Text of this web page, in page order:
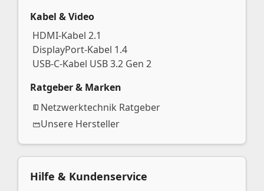
Kabel & Video
HDMI-Kabel 2.1
DisplayPort-Kabel 1.4
USB-C-Kabel USB 3.2 Gen 2
Ratgeber & Marken
Netzwerktechnik Ratgeber
Unsere Hersteller
Hilfe & Kundenservice